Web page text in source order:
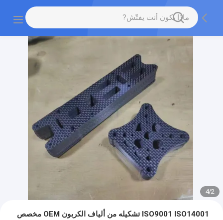
2
/
4
ISO9001 ISO14001 تشكيله من ألياف الكربون OEM مخصص